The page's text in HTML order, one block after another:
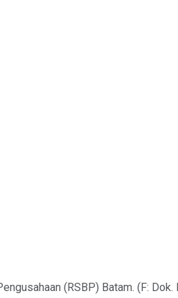
(RSBP) Batam. (F: Dok.